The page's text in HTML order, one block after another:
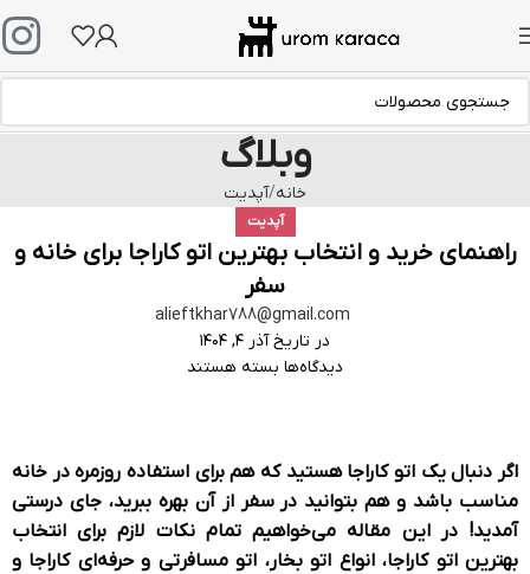
وبلاگ
خانه آپدیت
آپدیت
راهنمای خرید و انتخاب بهترین اتو کاراجا برای خانه و
سفر
alieftkhar788@gmail.com
در تاریخ آذر ۴, ۱۴۰۴
دیدگاه‌ها بسته هستند
اگر دنبال یک اتو کاراجا هستید که هم برای استفاده روزمره در خانه
مناسب باشد و هم بتوانید در سفر از آن بهره ببرید، جای درستی
آمدید! در این مقاله می‌خواهیم تمام نکات لازم برای انتخاب
بهترین اتو کاراجا، انواع اتو بخار، اتو مسافرتی و حرفه‌ای کاراجا و